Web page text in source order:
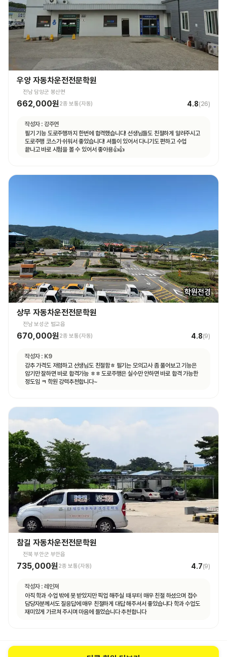
우양 자동차운전전문학원
전남 담양군 봉산면
662,000원2종 보통(자동) 4.8(26)
작성자 : 강주연
필기 기능 도로주행까지 한번에 합격했습니다! 선생님들도 친절하게 알려주시고
도로주행 코스가 쉬워서 좋았습니다! 셔틀이 있어서 다니기도 편하고 수업
끝나고 바로 시험을 볼 수 있어서 좋아용👍👍
상무 자동차운전전문학원
전남 보성군 벌교읍
670,000원 2종 보통(자동) 4.8(9)
작성자 : K9
강추 가격도 저렴하고 선생님도 친절함ㅎ 필기는 모의고사 좀 풀어보고 기능은
암기만 잘하면 바로 합격가능 ㅎㅎ 도로주행은 실수만 안하면 바로 합격 가능한
정도임 ㅋ 학원 강력추천합니다~
참길 자동차운전전문학원
전북 부안군 부안읍
735,000원2종 보통(자동) 4.7(9)
작성자 : 레인져
아직 학과 수업 밖에 못 받았지만 픽업 해주실 때 부터 매우 친절 하셨으며 접수
담당자분께서도 질응답에 매우 친절하게 대답 해주셔서 좋았습니다 학과 수업도
재미있게 가르쳐 주시며 마음에 들었습니다 추천합니다